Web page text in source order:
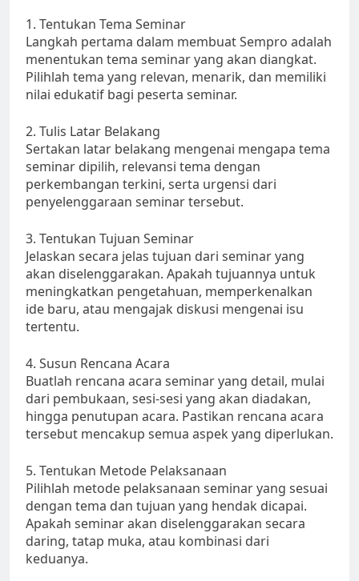
1. Tentukan Tema Seminar
Langkah pertama dalam membuat Sempro adalah
menentukan tema seminar yang akan diangkat.
Pilihlah tema yang relevan, menarik, dan memiliki
nilai edukatif bagi peserta seminar.
2. Tulis Latar Belakang
Sertakan latar belakang mengenai mengapa tema
seminar dipilih, relevansi tema dengan
perkembangan terkini, serta urgensi dari
penyelenggaraan seminar tersebut.
3. Tentukan Tujuan Seminar
Jelaskan secara jelas tujuan dari seminar yang
akan diselenggarakan. Apakah tujuannya untuk
meningkatkan pengetahuan, memperkenalkan
ide baru, atau mengajak diskusi mengenai isu
tertentu.
4. Susun Rencana Acara
Buatlah rencana acara seminar yang detail, mulai
dari pembukaan, sesi-sesi yang akan diadakan,
hingga penutupan acara. Pastikan rencana acara
tersebut mencakup semua aspek yang diperlukan.
5. Tentukan Metode Pelaksanaan
Pilihlah metode pelaksanaan seminar yang sesuai
dengan tema dan tujuan yang hendak dicapai.
Apakah seminar akan diselenggarakan secara
daring, tatap muka, atau kombinasi dari
keduanya.